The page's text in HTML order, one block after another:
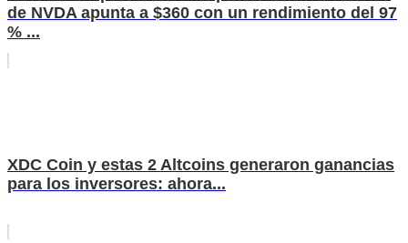
de NVDA apunta a $360 con un rendimiento del 97
% ...
XDC Coin y estas 2 Altcoins generaron ganancias
para los inversores: ahora...